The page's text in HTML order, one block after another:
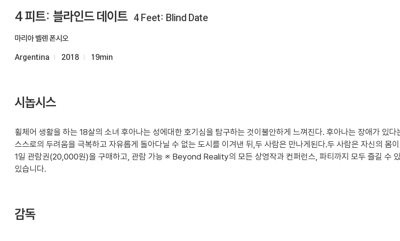
4 피트: 블라인드 데이트 4 Feet: Blind Date
마리아 벨렌 폰시오
Argentina 2018 19min
시놉시스
휠체어 생활을 하는 18살의 소녀 후아나는 성에대한 호기심을 탐구하는 것이불안하게 느껴진다. 후아나는 장애가 있
스스로의 두려움을 극복하고 자유롭게 돌아다닐 수 없는 도시를 이겨낸 뒤,두 사람은 만나게된다.두 사람은 자신의
1일 관람권(20,000원)을 구매하고, 관람 가능 ※ Beyond Reality의 모든 상영작과 컨퍼런스, 파티까지 모두 즐길 수
있습니다.
감독